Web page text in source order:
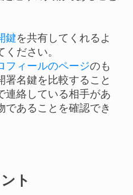
鍵を共有してくれるよ
ださい。
フィールのページのも
名鍵を比較すること
連絡している相手があ
であることを確認でき
ト